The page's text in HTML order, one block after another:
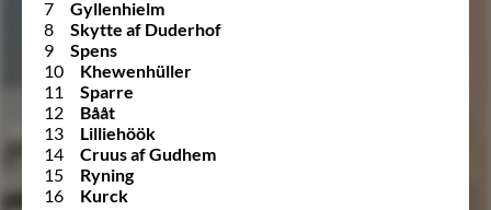
7
Gyllenhielm
8
Skytte af Duderhof
9
Spens
10
Khewenhüller
11
Sparre
12
Bååt
13
Lilliehöök
14
Cruus af Gudhem
15
Ryning
16
Kurck